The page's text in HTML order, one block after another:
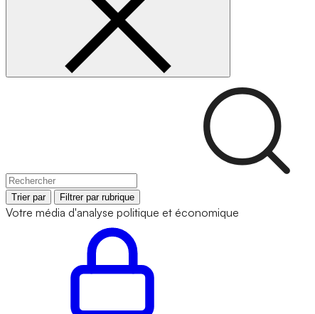
Trier par Filtrer par rubrique
Votre média d'analyse politique et économique